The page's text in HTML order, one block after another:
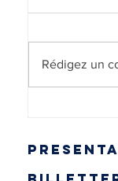
Rédigez un